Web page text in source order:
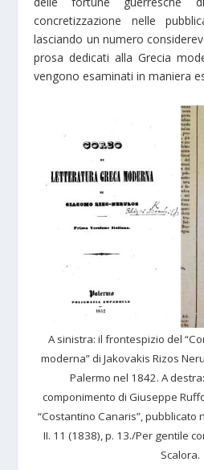
concretizzazione nelle
lasciando un numero
prosa dedicati alla Grecia
vengono esaminati in maniera
A sinistra: il frontespizio del
moderna” di Jakovakis Rizos
Palermo nel 1842. A
componimento di Giuseppe
“Costantino Canaris”, pubblicato
ΙΙ. 11 (1838), p. 13./Per gentile
Scalora.